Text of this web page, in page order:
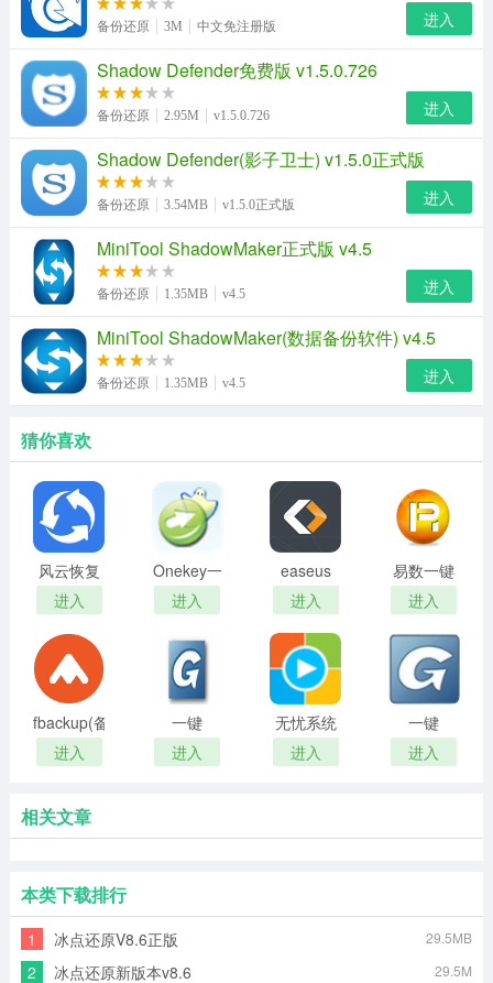
备份还原 3M 中文免注册版 进入
Shadow Defender免费版 v1.5.0.726
备份还原 2.95M v1.5.0.726 进入
Shadow Defender(影子卫士) v1.5.0正式版
备份还原 3.54MB v1.5.0正式版 进入
MiniTool ShadowMaker正式版 v4.5
备份还原 1.35MB v4.5 进入
MiniTool ShadowMaker(数据备份软件) v4.5
备份还原 1.35MB v4.5 进入
猜你喜欢
风云恢复
大师
进入
Onekey一
键还原(系
统还原软
件)
进入
easeus
todo
backup
home(系
统备份还
原)
进入
易数一键
还原
进入
fbackup(备
份恢复软
件)
进入
一键
GHOST最
新版
进入
无忧系统
重装助手
进入
一键
GHOST纯
净版
进入
相关文章
本类下载排行
1 冰点还原V8.6正版 29.5MB
2 冰点还原新版本v8.6 29.5M